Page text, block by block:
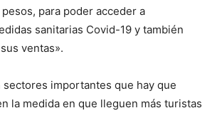
para poder acceder a
sanitarias Covid-19 y también
ventas».
sectores importantes que hay que
la medida en que lleguen más turistas